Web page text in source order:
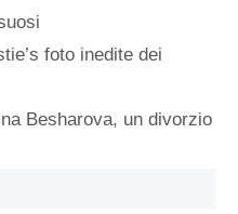
foto inedite dei
Besharova, un divorzio